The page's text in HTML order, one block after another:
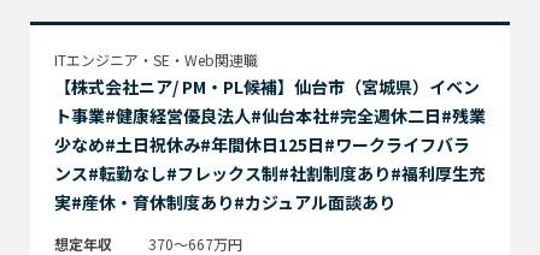
ITエンジニア・SE・Web関連職
【株式会社ニア/ PM・PL候補】仙台市（宮城県）イベン
ト事業#健康経営優良法人#仙台本社#完全週休二日#残業
少なめ#土日祝休み#年間休日125日#ワークライフバラ
ンス#転勤なし#フレックス制#社割制度あり#福利厚生充
実#産休・育休制度あり#カジュアル面談あり
想定年収
370～667万円